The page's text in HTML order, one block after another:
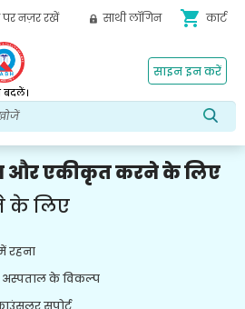
पर नज़र रखें साथी लॉगिन shopping_cart कार्ट
बदलें।
साइन इन करें
और एकीकृत करने के लिए
के लिए
रहना
के विकल्प
सपोर्ट